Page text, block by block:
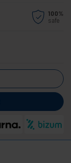
100%
safe